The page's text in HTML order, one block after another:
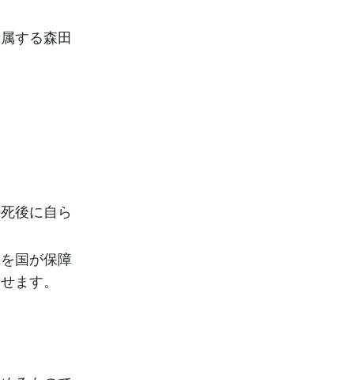
する森田
後に自ら
国が保障
ます。